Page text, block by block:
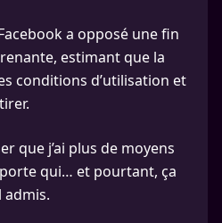
a opposé une fin
estimant que la
conditions d’utilisation et
que j’ai plus de moyens
qui… et pourtant, ça
admis.